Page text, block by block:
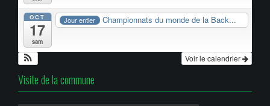
OCT
17
sam
Jour entier Championnats du monde de la Back...
Voir le calendrier
Visite de la commune